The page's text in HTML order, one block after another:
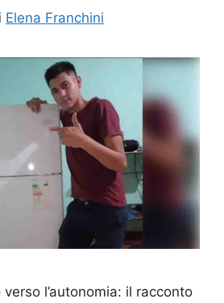
Elena Franchini
l’autonomia: il racconto